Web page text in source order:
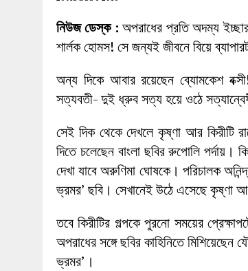
1 AUGUST 2026 | লোহাগড়ায় জাল দলিলে
নিউজ ডেস্ক : অপরাধের প্রতি অদম্য
শার্লক হোমস! সে জন্যই জীবনে বিয়ে
অন্য দিকে আবার রয়েছেন ব্যোমকেশ
সত্যবতী- দুই ধ্রুব সত্য হয়ে ওঠে
সেই দিক থেকে দেখলে কৃষ্ণা আর কিরীটি
দিতে চলেছেন বাংলা ছবির রুপোলি
দেখা যাবে অরুণিমা ঘোষকে। পরিচালক
ভ্রমর’ ছবি। সেখানেই উঠে এসেছে কৃষ্ণা
তবে কিরীটির গল্পকে পুরনো সময়ের
অপরাধের সঙ্গে ছবির কাহিনিতে
ভ্রমর’।